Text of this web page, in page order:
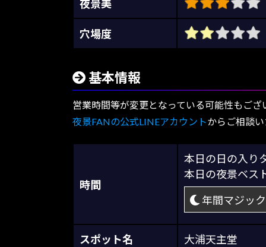
夜景美
穴場度
基本情報
営業時間等が変更となっている可能性もござ
夜景FANの公式LINEアカウントからご相談
時間
本日の日の入
本日の夜景ベ
年間マジッ
スポット名 大浦天主堂